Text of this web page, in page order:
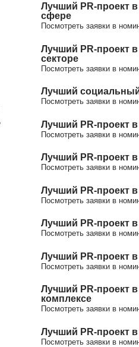
Лучший PR-проект
сфере
Посмотреть заявки в
Лучший PR-проект
секторе
Посмотреть заявки в
Лучший
Посмотреть заявки в
Лучший PR-проект
Посмотреть заявки в
Лучший PR-проект
Посмотреть заявки в
Лучший PR-проект
Посмотреть заявки в
Лучший PR-проект
Посмотреть заявки в
Лучший PR-проект в
Посмотреть заявки в
Лучший PR-проект
комплексе
Посмотреть заявки в
Лучший PR-проект в
Посмотреть заявки в